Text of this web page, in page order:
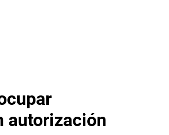
autorización